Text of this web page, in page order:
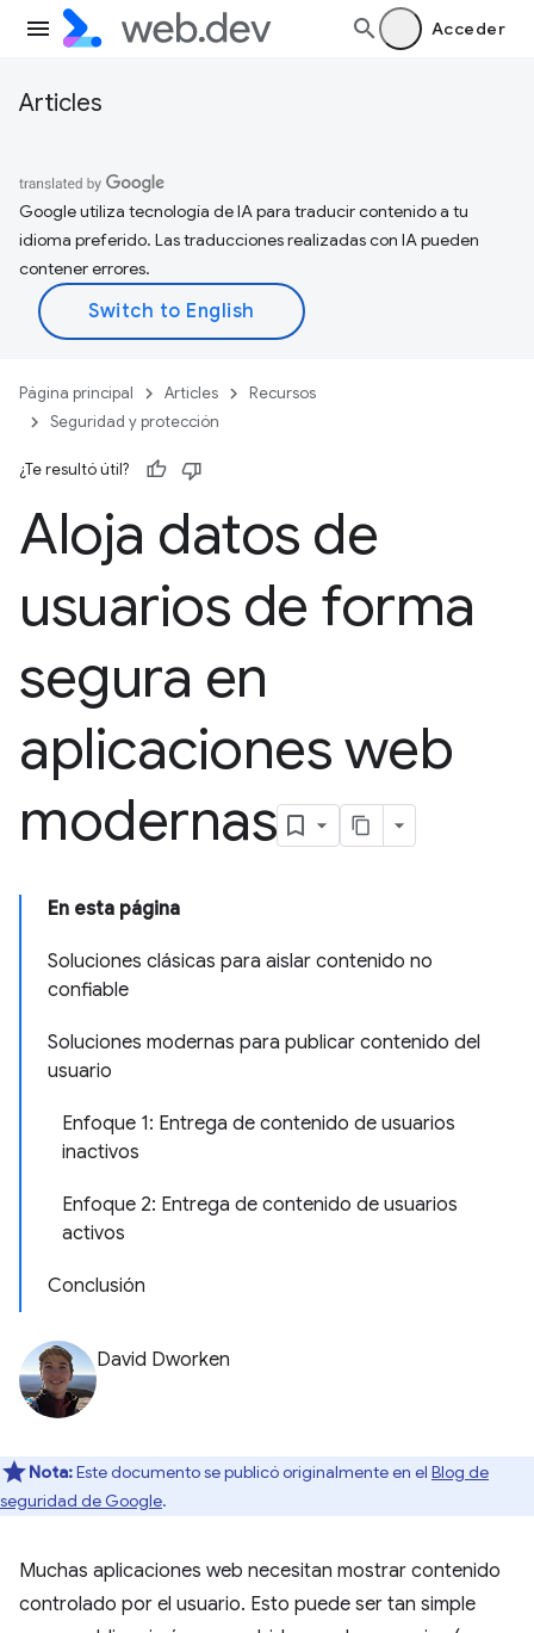
Acceder
Articles
Google utiliza tecnología de IA para traducir contenido a tu
idioma preferido. Las traducciones realizadas con IA pueden
contener errores.
Página principal Articles
Recursos
Seguridad y protección
¿Te resultó útil?
Aloja datos de
usuarios de forma
segura en
aplicaciones web
modernas
En esta página
Soluciones clásicas para aislar contenido no
confiable
Soluciones modernas para publicar contenido del
usuario
Enfoque 1: Entrega de contenido de usuarios
inactivos
Enfoque 2: Entrega de contenido de usuarios
activos
Conclusión
David Dworken
Nota:Este documento se publicó originalmente en el Blog de
seguridad de Google.
Muchas aplicaciones web necesitan mostrar contenido
controlado por el usuario. Esto puede ser tan simple